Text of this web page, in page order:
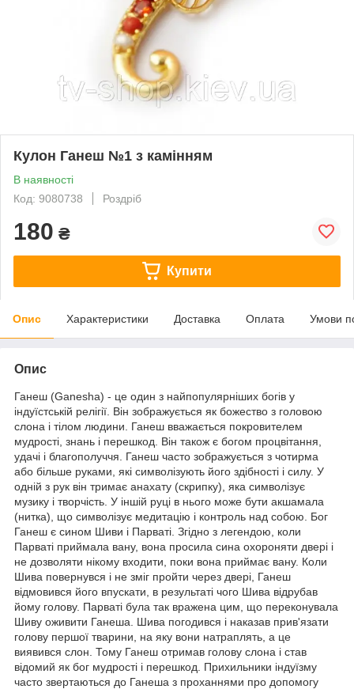
Кулон Ганеш №1 з камінням
В наявності
Код: 9080738
Роздріб
180 ₴
Купити
Опис Характеристики Доставка Оплата Умови
Опис
Ганеш (Ganesha) - це один з найпопулярніших богів у
індуїстській релігії. Він зображується як божество з головою
слона і тілом людини. Ганеш вважається покровителем
мудрості, знань і перешкод. Він також є богом процвітання,
удачі і благополуччя. Ганеш часто зображується з чотирма
або більше руками, які символізують його здібності і силу. У
одній з рук він тримає анахату (скрипку), яка символізує
музику і творчість. У іншій руці в нього може бути акшамала
(нитка), що символізує медитацію і контроль над собою. Бог
Ганеш є сином Шиви і Парваті. Згідно з легендою, коли
Парваті приймала вану, вона просила сина охороняти двері і
не дозволяти нікому входити, поки вона приймає вану. Коли
Шива повернувся і не зміг пройти через двері, Ганеш
відмовився його впускати, в результаті чого Шива відрубав
йому голову. Парваті була так вражена цим, що переконувала
Шиву оживити Ганеша. Шива погодився і наказав прив'язати
голову першої тварини, на яку вони натраплять, а це
виявився слон. Тому Ганеш отримав голову слона і став
відомий як бог мудрості і перешкод. Прихильники індуїзму
часто звертаються до Ганеша з проханнями про допомогу